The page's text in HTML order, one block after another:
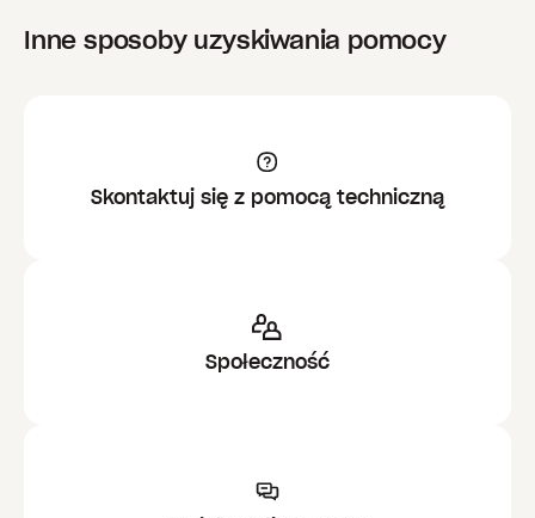
Inne sposoby uzyskiwania pomocy
Skontaktuj się z pomocą techniczną
Społeczność